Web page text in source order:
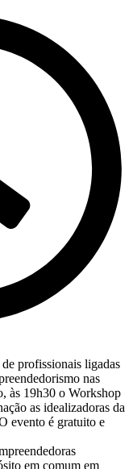
profissionais ligadas
nas
às 19h30 o Workshop
as idealizadoras da
evento é gratuito e
em comum em